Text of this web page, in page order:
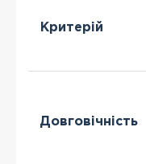
Критерій
Довговічність